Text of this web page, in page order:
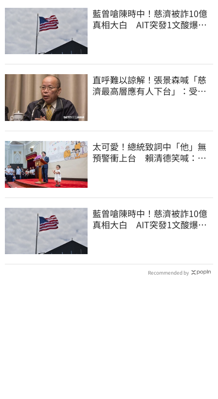
藍曾嗆陳時中！慈濟被詐10億
真相大白 AIT突發1文酸爆…
直呼難以諒解！張景森喊「慈
濟最高層應有人下台」：受害
太可愛！總統致詞中「他」無
預警衝上台 賴清德笑喊：卸
藍曾嗆陳時中！慈濟被詐10億
真相大白 AIT突發1文酸爆…
Recommended by